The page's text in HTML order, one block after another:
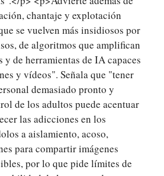
chantaje y explotación
se vuelven más insidiosos por
de algoritmos que amplifican
de herramientas de IA capaces
y vídeos". Señala que "tener
demasiado pronto y
de los adultos puede acentuar
las adicciones en los
a aislamiento, acoso,
para compartir imágenes
por lo que pide límites de